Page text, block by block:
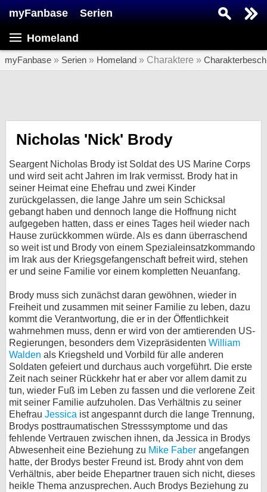
myFanbase Serien
Homeland
myFanbase » Serien » Homeland » Charaktere »
Nicholas 'Nick' Brody
Seargent Nicholas Brody ist Soldat des US Marine Corps
und wird seit acht Jahren im Irak vermisst. Brody hat in
seiner Heimat eine Ehefrau und zwei Kinder
zurückgelassen, die lange Jahre um sein Schicksal
gebangt haben und dennoch lange die Hoffnung nicht
aufgegeben hatten, dass er eines Tages heil wieder nach
Hause zurückkommen würde. Als es dann überraschend
so weit ist und Brody von einem Spezialeinsatzkommando
im Irak aus der Kriegsgefangenschaft befreit wird, stehen
er und seine Familie vor einem kompletten Neuanfang.
Brody muss sich zunächst daran gewöhnen, wieder in
Freiheit und zusammen mit seiner Familie zu leben, dazu
kommt die Verantwortung, die er in der Öffentlichkeit
wahrnehmen muss, denn er wird von der amtierenden US-
Regierungen, besonders dem Vizepräsidenten William
Walden als Kriegsheld und Vorbild für alle anderen
Soldaten gefeiert und durchaus auch vorgeführt. Die erste
Zeit nach seiner Rückkehr hat er aber vor allem damit zu
tun, wieder Fuß im Leben zu fassen und die verlorene Zeit
mit seiner Familie aufzuholen. Das Verhältnis zu seiner
Ehefrau Jessica ist angespannt durch die lange Trennung,
Brodys posttraumatischen Stresssymptome und das
fehlende Vertrauen zwischen ihnen, da Jessica in Brodys
Abwesenheit eine Beziehung zu Mike Faber angefangen
hatte, der Brodys bester Freund ist. Brody ahnt von dem
Verhältnis, aber beide Ehepartner trauen sich nicht, dieses
heikle Thema anzusprechen. Auch Brodys Beziehung zu
SERIEN
KULTUR
Specials
SERVICE
Gewinnspiele
Forum
bei Facebook
Kontakt
Nutzungsbedingungen
Datenschutz
Cookie-Einstellungen
Impressum
Desktop-Ansicht
myFanbase